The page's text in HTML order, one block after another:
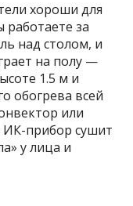
хороши для
за
над столом, и
на полу —
1.5 м и
обогрева всей
или
ИК-прибор сушит
у лица и